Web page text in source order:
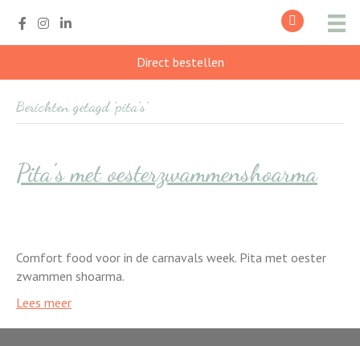
Direct bestellen
Berichten getagd ‘pita’s’
Pita’s met oesterzwammenshoarma
Comfort food voor in de carnavals week. Pita met oester
zwammen shoarma.
Lees meer